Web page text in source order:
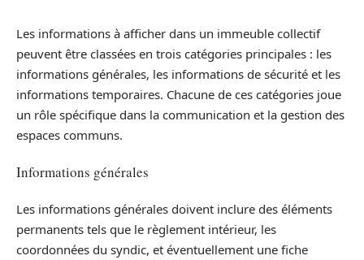
Les informations à afficher dans un immeuble collectif
peuvent être classées en trois catégories principales : les
informations générales, les informations de sécurité et les
informations temporaires. Chacune de ces catégories joue
un rôle spécifique dans la communication et la gestion des
espaces communs.
Informations générales
Les informations générales doivent inclure des éléments
permanents tels que le règlement intérieur, les
coordonnées du syndic, et éventuellement une fiche